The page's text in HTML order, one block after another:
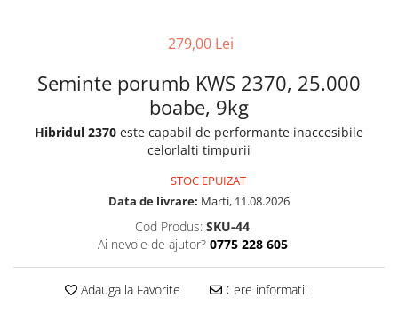
279,00 Lei
Seminte porumb KWS 2370, 25.000
boabe, 9kg
Hibridul 2370 este capabil de performante inaccesibile
celorlalti timpurii
STOC EPUIZAT
Data de livrare: Marti, 11.08.2026
Cod Produs: SKU-44
Ai nevoie de ajutor? 0775 228 605
Adauga la Favorite Cere informatii